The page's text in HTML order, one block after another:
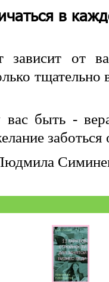
в
зависит от
быть -
заботься